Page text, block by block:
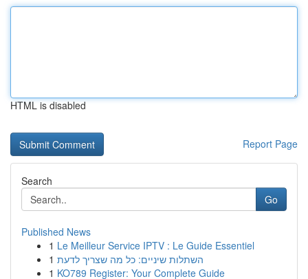
HTML is disabled
Report Page
Search
Go
Published News
1 Le Meilleur Service IPTV : Le Guide Essentiel
1 השתלות שיניים: כל מה שצריך לדעת
1 KO789 Register: Your Complete Guide